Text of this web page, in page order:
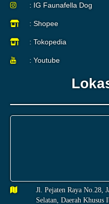
: IG Faunafella Dog
: Shopee
: Tokopedia
: Youtube
Jl. Pejaten Raya No.28,
Selatan, Daerah Khusus